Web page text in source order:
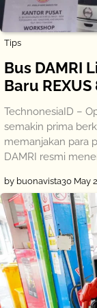
Tips
Bus DAMRI
Baru REXUS
TechnonesiaID –
semakin prima
memanjakan para
DAMRI resmi
by buonavista30 May